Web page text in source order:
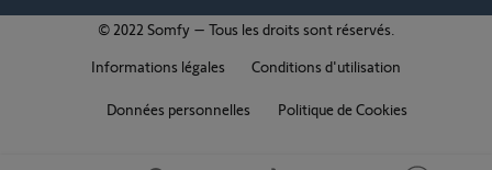
© 2022 Somfy – Tous les droits sont réservés.
Informations légales
Conditions d'utilisation
Données personnelles Politique de Cookies